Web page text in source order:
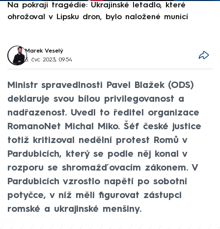
Na pokraji tragédie: Ukrajinské letadlo, které
ohrožoval v Lipsku dron, bylo naložené municí
Marek Veselý
3. čvc 2023, 09:54
Ministr spravedlnosti Pavel Blažek (ODS)
deklaruje svou bílou privilegovanost a
nadřazenost. Uvedl to ředitel organizace
RomanoNet Michal Miko. Šéf české justice
totiž kritizoval nedělní protest Romů v
Pardubicích, který se podle něj konal v
rozporu se shromažďovacím zákonem. V
Pardubicích vzrostlo napětí po sobotní
potyčce, v níž měli figurovat zástupci
romské a ukrajinské menšiny.